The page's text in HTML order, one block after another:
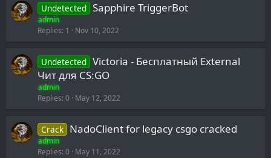
Undetected Sapphire TriggerBot
admin
Replies 1 Nov 10, 2022
Undetected Victoria - Бесплатный External
Чит для CS:GO
admin
Replies 0 May 12, 2022
Crack NadoClient for legacy csgo cracked
admin
Replies 0 May 11, 2022